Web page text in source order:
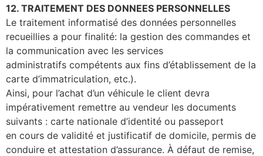
12. TRAITEMENT DES DONNEES PERSONNELLES
Le traitement informatisé des données personnelles
recueillies a pour finalité: la gestion des commandes et
la communication avec les services
administratifs compétents aux fins d’établissement de la
carte d’immatriculation, etc.).
Ainsi, pour l’achat d’un véhicule le client devra
impérativement remettre au vendeur les documents
suivants : carte nationale d’identité ou passeport
en cours de validité et justificatif de domicile, permis de
conduire et attestation d’assurance. À défaut de remise,